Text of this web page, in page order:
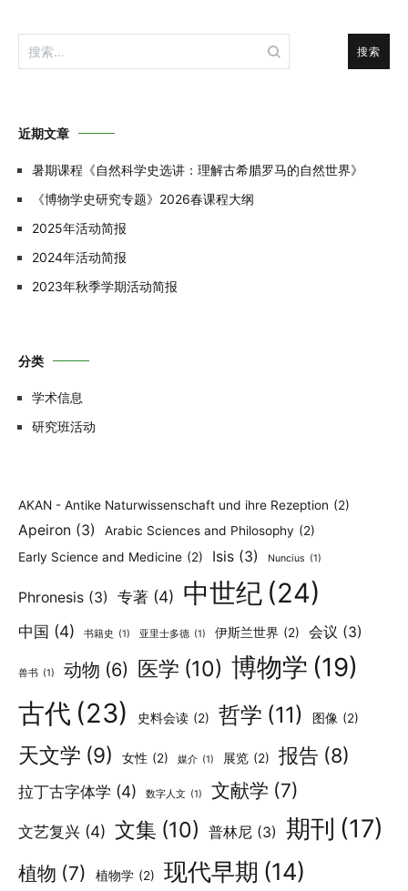
搜
索：
近期文章
暑期课程《自然科学史选讲：理解古希腊罗马的自然世界》
《博物学史研究专题》2026春课程大纲
2025年活动简报
2024年活动简报
2023年秋季学期活动简报
分类
学术信息
研究班活动
AKAN - Antike Naturwissenschaft und ihre Rezeption (2)
Apeiron (3) Arabic Sciences and Philosophy (2)
Early Science and Medicine (2) Isis (3) Nuncius (1)
Phronesis (3) 专著 (4) 中世纪 (24)
中国 (4) 书籍史 (1) 亚里士多德 (1) 伊斯兰世界 (2) 会议 (3)
兽书 (1) 动物 (6) 医学 (10) 博物学 (19)
古代 (23) 史料会读 (2) 哲学 (11) 图像 (2)
天文学 (9) 女性 (2) 媒介 (1) 展览 (2) 报告 (8)
拉丁古字体学 (4) 数字人文 (1) 文献学 (7)
文艺复兴 (4) 文集 (10) 普林尼 (3) 期刊 (17)
植物 (7) 植物学 (2) 现代早期 (14)